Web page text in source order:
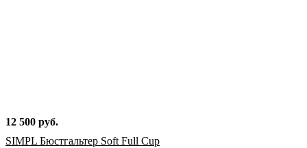
12 500 руб.
SIMPL Бюстгальтер Soft Full Cup